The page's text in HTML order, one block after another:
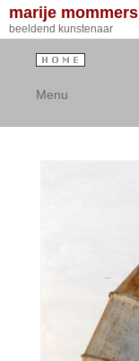
marije mommers
beeldend kunstenaar
Menu